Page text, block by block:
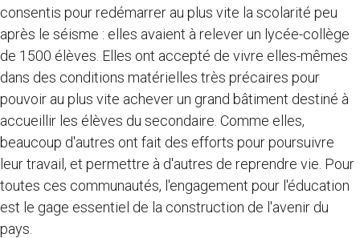
consentis pour redémarrer au plus vite la scolarité peu
après le séisme : elles avaient à relever un lycée-collège
de 1500 élèves. Elles ont accepté de vivre elles-mêmes
dans des conditions matérielles très précaires pour
pouvoir au plus vite achever un grand bâtiment destiné à
accueillir les élèves du secondaire. Comme elles,
beaucoup d'autres ont fait des efforts pour poursuivre
leur travail, et permettre à d'autres de reprendre vie. Pour
toutes ces communautés, l'engagement pour l'éducation
est le gage essentiel de la construction de l'avenir du
pays.